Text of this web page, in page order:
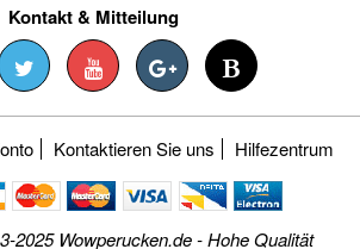
Kontakt & Mitteilung
Kontaktieren Sie uns Hilfezentrum
2025 Wowperucken.de - Hohe Qualität